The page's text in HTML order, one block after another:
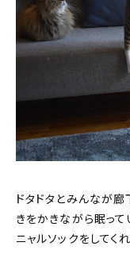
ドタドタとみんなが
きをかきながら眠っ
ニャルソックをしてく